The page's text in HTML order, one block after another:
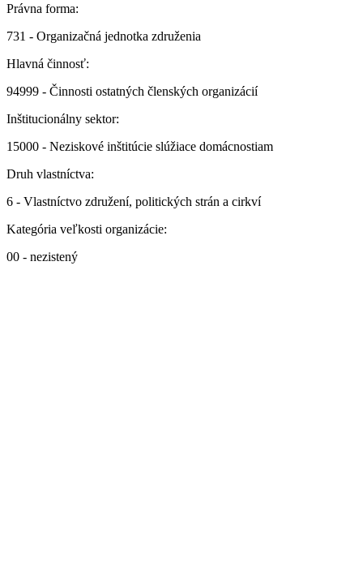
Právna forma:
731 - Organizačná jednotka združenia
Hlavná činnosť:
94999 - Činnosti ostatných členských organizácií
Inštitucionálny sektor:
15000 - Neziskové inštitúcie slúžiace domácnostiam
Druh vlastníctva:
6 - Vlastníctvo združení, politických strán a cirkví
Kategória veľkosti organizácie:
00 - nezistený